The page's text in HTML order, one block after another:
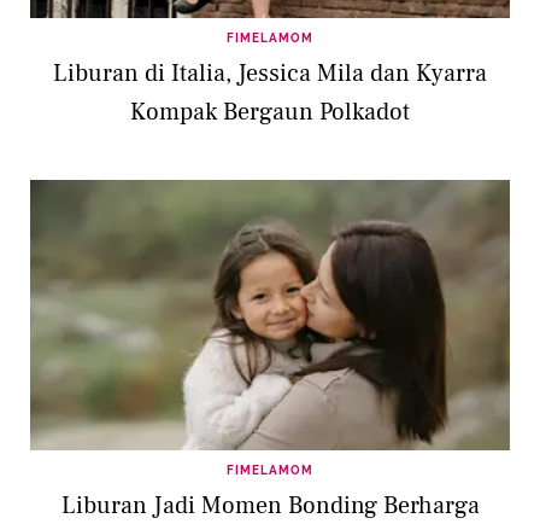
FIMELAMOM
Liburan di Italia, Jessica Mila dan Kyarra
Kompak Bergaun Polkadot
FIMELAMOM
Liburan Jadi Momen Bonding Berharga